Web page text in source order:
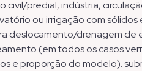
ou irrigação com sólidos
deslocamento/drenagem
(em todos os casos
e proporção do modelo).